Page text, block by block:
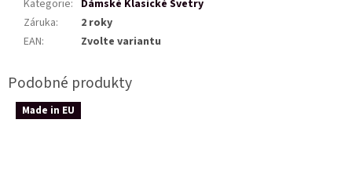
Kategorie: Dámské Klasické Svetry
Záruka:
2 roky
EAN: Zvolte variantu
Made in EU